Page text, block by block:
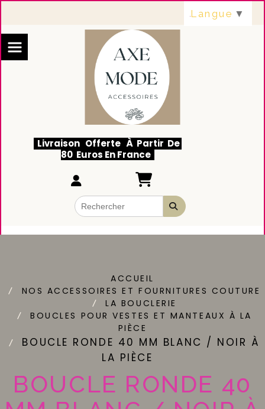
Livraison Offerte À Partir De
80 Euros En France
ACCUEIL
NOS ACCESSOIRES ET FOURNITURES COUTURE
LA BOUCLERIE
BOUCLES POUR VESTES ET MANTEAUX À LA
PIÈCE
BOUCLE RONDE 40 MM BLANC / NOIR À
LA PIÈCE
BOUCLE RONDE 40
Langue ▼
Panneau de gestion des cookies